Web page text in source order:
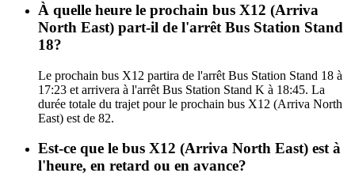
À quelle heure le prochain bus X12 (Arriva
North East) part-il de l'arrêt Bus Station Stand
18?
Le prochain bus X12 partira de l'arrêt Bus Station Stand 18 à
17:23 et arrivera à l'arrêt Bus Station Stand K à 18:45. La
durée totale du trajet pour le prochain bus X12 (Arriva North
East) est de 82.
Est-ce que le bus X12 (Arriva North East) est à
l'heure, en retard ou en avance?